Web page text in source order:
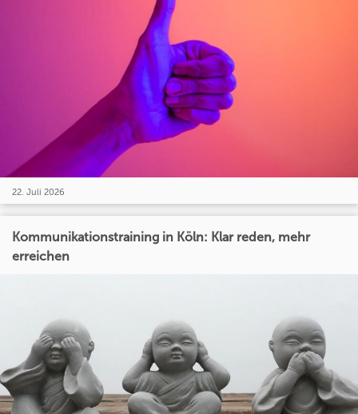
22. Juli 2026
Kommunikationstraining in Köln: Klar reden, mehr
erreichen